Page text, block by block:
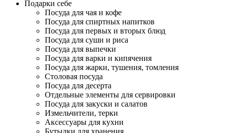
Подарки себе
Посуда для чая и кофе
Посуда для спиртных напитков
Посуда для первых и вторых блюд
Посуда для суши и риса
Посуда для выпечки
Посуда для варки и кипячения
Посуда для жарки, тушения, томления
Столовая посуда
Посуда для десерта
Отдельные элементы для сервировки
Посуда для закуски и салатов
Измельчители, терки
Аксессуары для кухни
Бутылки для хранения